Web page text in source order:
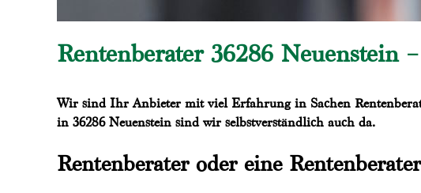
Rentenberater 36286 Neuenstein
Wir sind Ihr Anbieter mit viel Erfahrung in Sachen
in 36286 Neuenstein sind wir selbstverständlich auch da.
Rentenberater oder eine